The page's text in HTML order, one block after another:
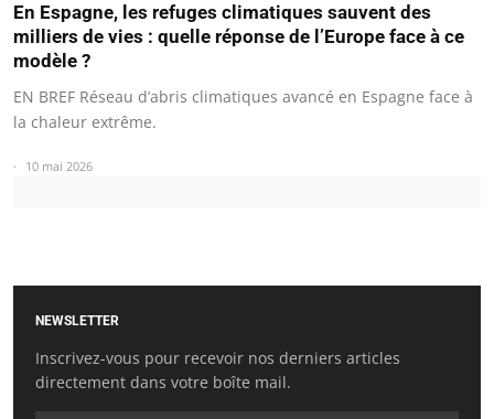
En Espagne, les refuges climatiques sauvent des
milliers de vies : quelle réponse de l’Europe face à ce
modèle ?
EN BREF Réseau d’abris climatiques avancé en Espagne face à
la chaleur extrême.
10 mai 2026
NEWSLETTER
Inscrivez-vous pour recevoir nos derniers articles
directement dans votre boîte mail.